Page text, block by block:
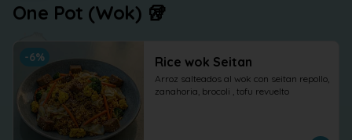
One Pot (Wok) 🥡
-6% Rice wok Seitan
Arroz salteados al wok con seitan repollo,
zanahoria, brocoli , tofu revuelto